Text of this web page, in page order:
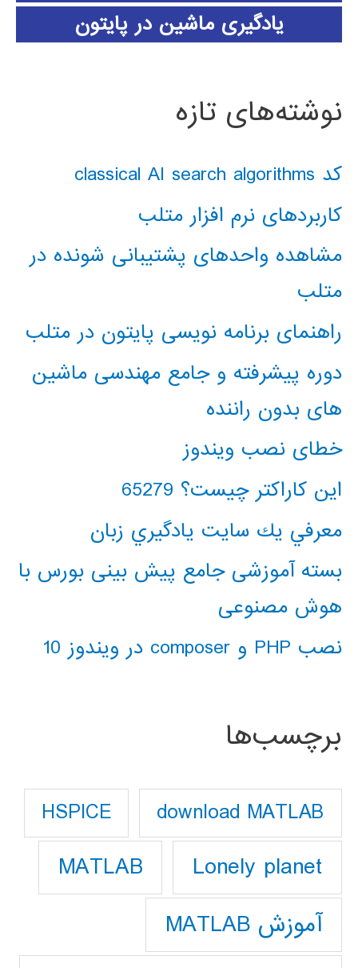
یادگیری ماشین در پایتون
نوشته‌های تازه
کد classical AI search algorithms
کاربردهای نرم افزار متلب
مشاهده واحدهای پشتیبانی شونده در
متلب
راهنمای برنامه نویسی پایتون در متلب
دوره پیشرفته و جامع مهندسی ماشین
های بدون راننده
خطای نصب ویندوز
این کاراکتر چیست؟ 65279
معرفي يك سايت يادگيري زبان
بسته آموزشی جامع پیش بینی بورس با
هوش مصنوعی
نصب PHP و composer در ویندوز 10
برچسب‌ها
download MATLAB
HSPICE
Lonely planet
MATLAB
آموزش MATLAB